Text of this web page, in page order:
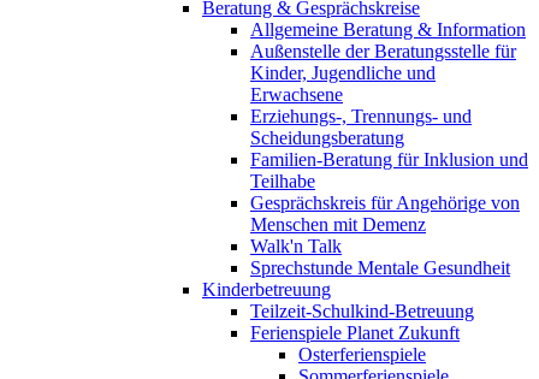
Beratung & Gesprächskreise
Allgemeine Beratung & Information
Außenstelle der Beratungsstelle für
Kinder, Jugendliche und
Erwachsene
Erziehungs-, Trennungs- und
Scheidungsberatung
Familien-Beratung für Inklusion und
Teilhabe
Gesprächskreis für Angehörige von
Menschen mit Demenz
Walk'n Talk
Sprechstunde Mentale Gesundheit
Kinderbetreuung
Teilzeit-Schulkind-Betreuung
Ferienspiele Planet Zukunft
Osterferienspiele